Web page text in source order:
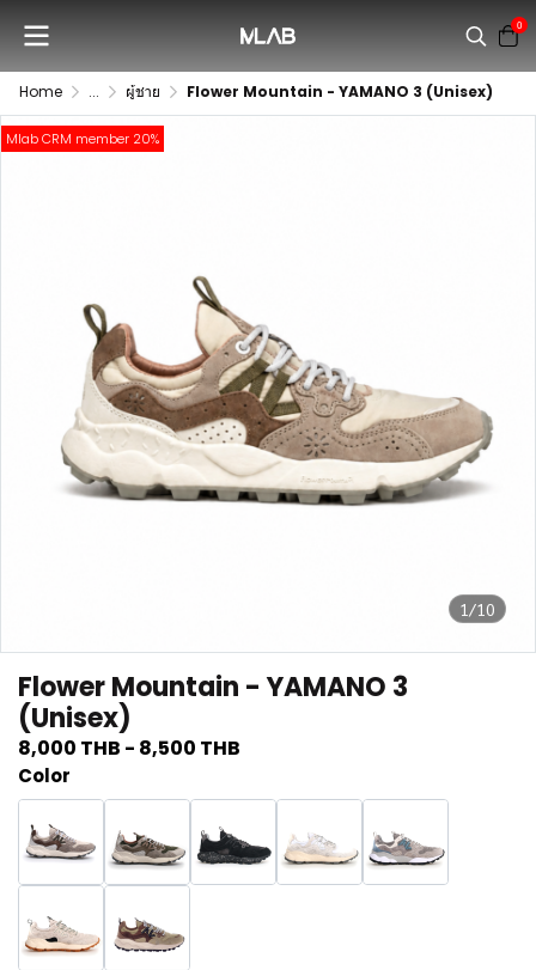
0
Home ... ผู้ชาย Flower Mountain - YAMANO 3 (Unisex)
1/10
Mlab CRM member 20%
Flower Mountain - YAMANO 3
(Unisex)
8,000 THB - 8,500 THB
Color